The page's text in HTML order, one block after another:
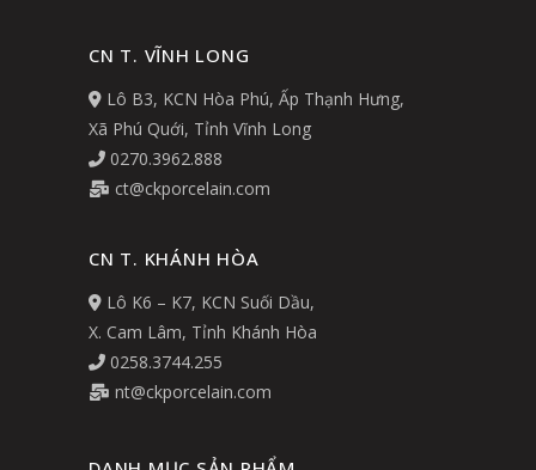
CN T. VĨNH LONG
Lô B3, KCN Hòa Phú, Ấp Thạnh Hưng,
Xã Phú Quới, Tỉnh Vĩnh Long
0270.3962.888
ct@ckporcelain.com
CN T. KHÁNH HÒA
Lô K6 – K7, KCN Suối Dầu,
X. Cam Lâm, Tỉnh Khánh Hòa
0258.3744.255
nt@ckporcelain.com